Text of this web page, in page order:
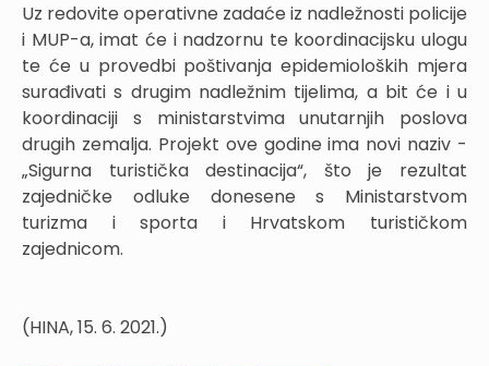
Uz redovite operativne zadaće iz nadležnosti policije
i MUP-a, imat će i nadzornu te koordinacijsku ulogu
te će u provedbi poštivanja epidemioloških mjera
surađivati s drugim nadležnim tijelima, a bit će i u
koordinaciji s ministarstvima unutarnjih poslova
drugih zemalja. Projekt ove godine ima novi naziv -
„Sigurna turistička destinacija“, što je rezultat
zajedničke odluke donesene s Ministarstvom
turizma i sporta i Hrvatskom turističkom
zajednicom.
(HINA, 15. 6. 2021.)